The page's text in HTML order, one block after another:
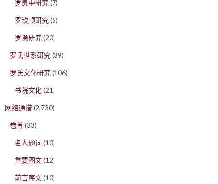
罗贯中研究(7)
罗钦顺研究(5)
罗隐研究(20)
罗氏世系研究(39)
罗氏文化研究(106)
书院文化(21)
网络通谱(2,730)
卷首(33)
名人题词 (10)
重要图文(12)
前言序文(10)